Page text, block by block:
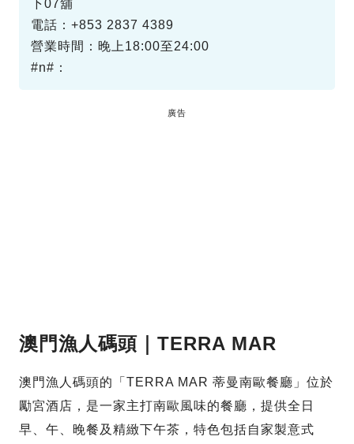
下07舖
電話：+853 2837 4389
營業時間：晚上18:00至24:00
#n#：
廣告
澳門漁人碼頭｜TERRA MAR
澳門漁人碼頭的「TERRA MAR 蒂曼南歐餐廳」位於
勵宮酒店，是一家主打南歐風味的餐廳，提供全日
早、午、晚餐及精緻下午茶，特色包括自家製意式